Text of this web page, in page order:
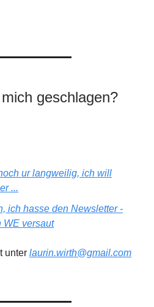
geschlagen?
ur langweilig, ich will
...
ich hasse den Newsletter -
WE versaut
unter laurin.wirth@gmail.com